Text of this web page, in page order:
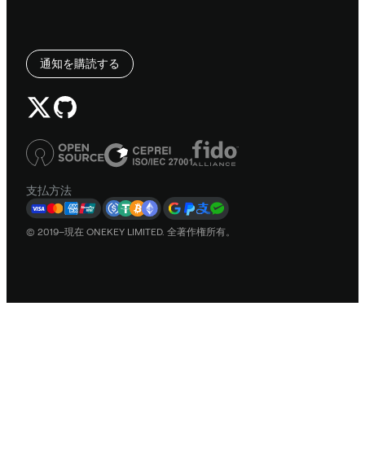
通知を購読する
支払方法
© 2019–現在 ONEKEY LIMITED. 全著作権所有。